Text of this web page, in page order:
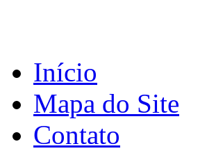
Início
Mapa do Site
Contato